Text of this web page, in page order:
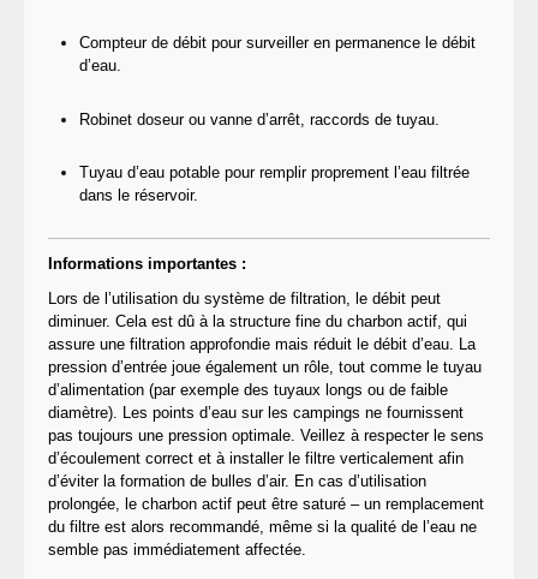
Compteur de débit pour surveiller en permanence le débit
d’eau.
Robinet doseur ou vanne d’arrêt, raccords de tuyau.
Tuyau d’eau potable pour remplir proprement l’eau filtrée
dans le réservoir.
Informations importantes :
Lors de l’utilisation du système de filtration, le débit peut
diminuer. Cela est dû à la structure fine du charbon actif, qui
assure une filtration approfondie mais réduit le débit d’eau. La
pression d’entrée joue également un rôle, tout comme le tuyau
d’alimentation (par exemple des tuyaux longs ou de faible
diamètre). Les points d’eau sur les campings ne fournissent
pas toujours une pression optimale. Veillez à respecter le sens
d’écoulement correct et à installer le filtre verticalement afin
d’éviter la formation de bulles d’air. En cas d’utilisation
prolongée, le charbon actif peut être saturé – un remplacement
du filtre est alors recommandé, même si la qualité de l’eau ne
semble pas immédiatement affectée.